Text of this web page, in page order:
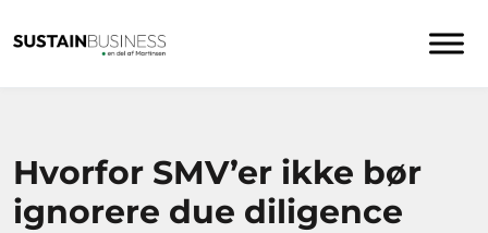
Hvorfor SMV’er ikke bør
ignorere due diligence